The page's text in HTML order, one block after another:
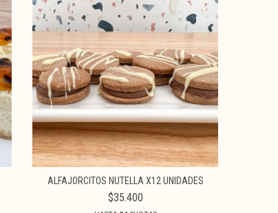
ALFAJORCITOS NUTELLA X12 UNIDADES
$35.400